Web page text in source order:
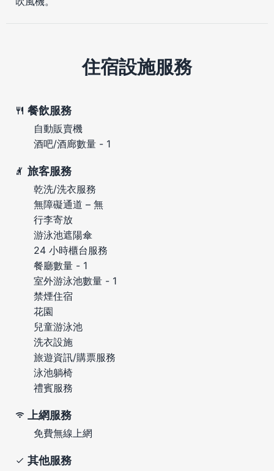
住宿設施服務
餐飲服務
自動販賣機
酒吧/酒廊數量 - 1
旅客服務
乾洗/洗衣服務
無障礙通道 – 無
行李寄放
游泳池遮陽傘
24 小時櫃台服務
餐廳數量 - 1
室外游泳池數量 - 1
禁煙住宿
花園
兒童游泳池
洗衣設施
旅遊資訊/購票服務
泳池躺椅
禮賓服務
上網服務
免費無線上網
其他服務